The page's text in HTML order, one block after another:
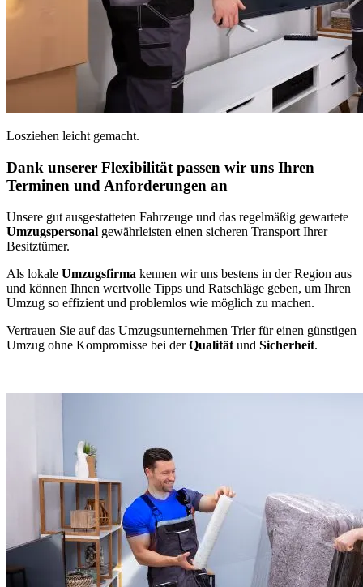
Losziehen leicht gemacht.
Dank unserer Flexibilität passen wir uns Ihren
Terminen und Anforderungen an
Unsere gut ausgestatteten Fahrzeuge und das regelmäßig gewartete
Umzugspersonal gewährleisten einen sicheren Transport Ihrer
Besitztümer.
Als lokale Umzugsfirma kennen wir uns bestens in der Region aus
und können Ihnen wertvolle Tipps und Ratschläge geben, um Ihren
Umzug so effizient und problemlos wie möglich zu machen.
Vertrauen Sie auf das Umzugsunternehmen Trier für einen günstigen
Umzug ohne Kompromisse bei derQualität und Sicherheit.